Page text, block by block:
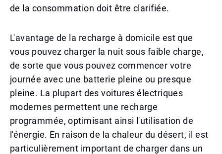
de la consommation doit être clarifiée.
L'avantage de la recharge à domicile est que
vous pouvez charger la nuit sous faible charge,
de sorte que vous pouvez commencer votre
journée avec une batterie pleine ou presque
pleine. La plupart des voitures électriques
modernes permettent une recharge
programmée, optimisant ainsi l'utilisation de
l'énergie. En raison de la chaleur du désert, il est
particulièrement important de charger dans un